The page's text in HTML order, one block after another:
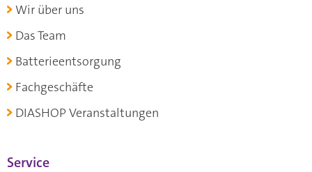
Wir über uns
Das Team
Batterieentsorgung
Fachgeschäfte
DIASHOP Veranstaltungen
Service